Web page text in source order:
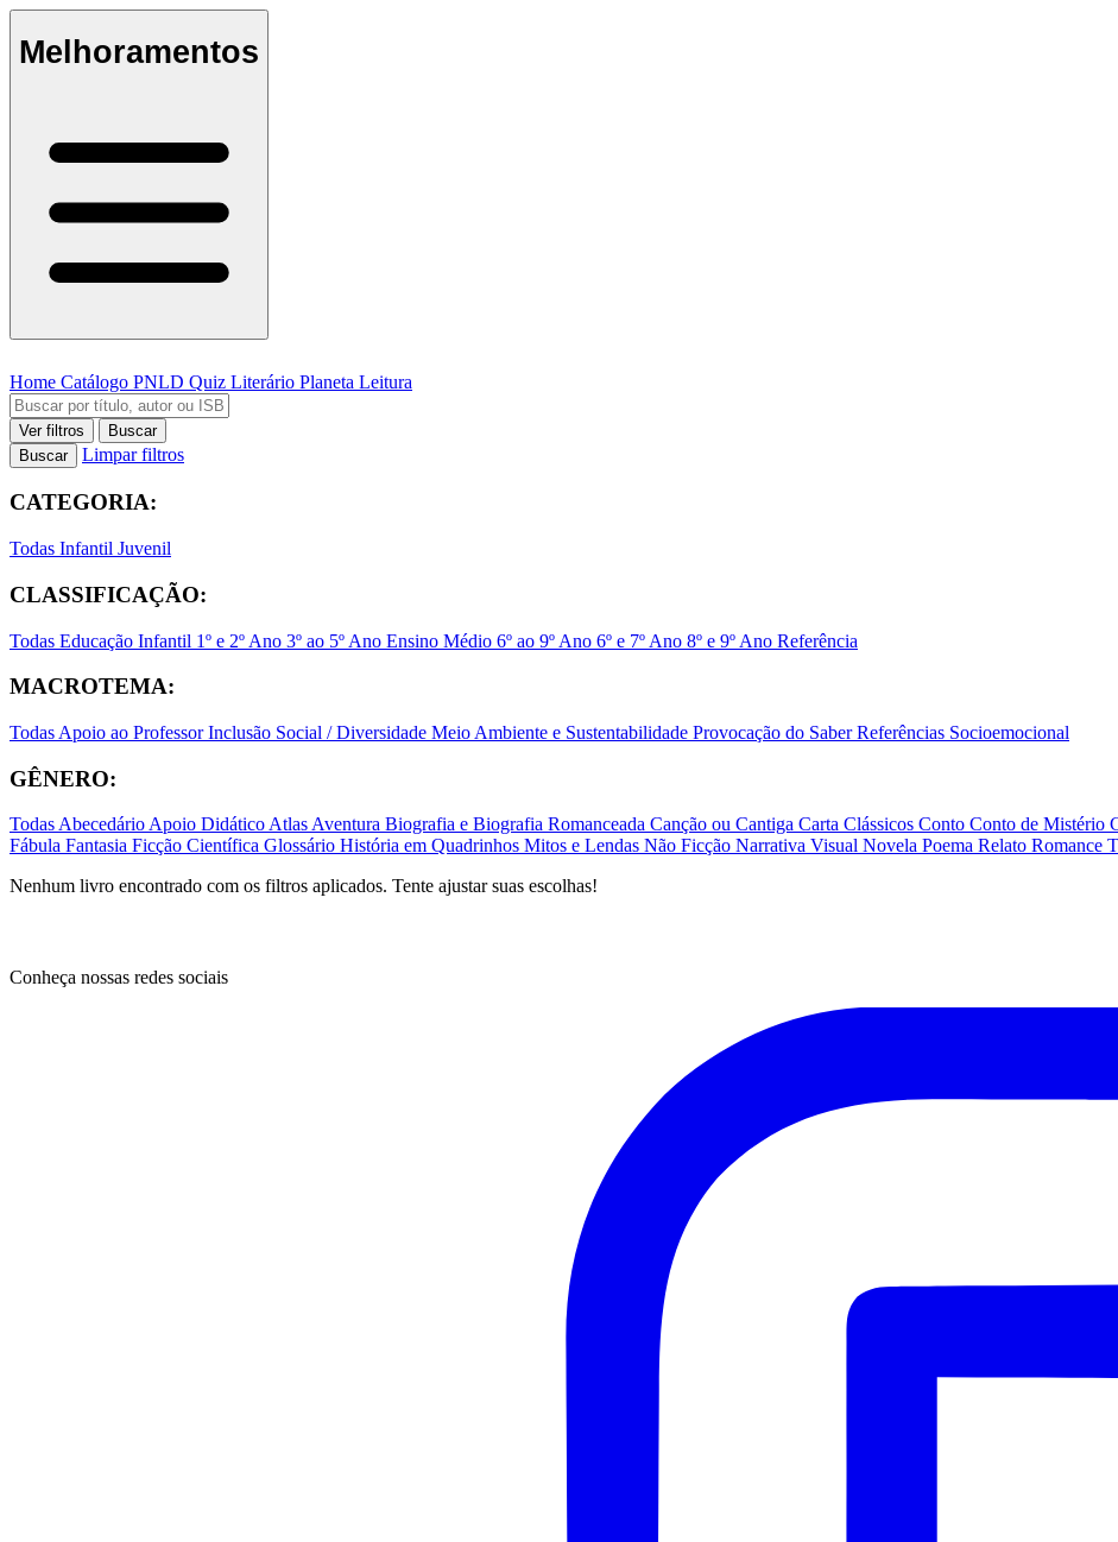
Melhoramentos
Home Catálogo PNLD Quiz Literário Planeta Leitura
Ver filtros
Buscar
Buscar
Limpar filtros
CATEGORIA:
Todas Infantil Juvenil
CLASSIFICAÇÃO:
Todas Educação Infantil 1º e 2º Ano 3º ao 5º Ano Ensino Médio 6º ao 9º Ano 6º e 7º Ano 8º e 9º Ano Referência
MACROTEMA:
Todas Apoio ao ProfessorInclusão Social / Diversidade Meio Ambiente e Sustentabilidade Provocação do SaberReferências Socioemocional
GÊNERO:
TodasAbecedárioApoio DidáticoAtlasAventura Biografia e Biografia Romanceada Canção ou Cantiga Carta Clássicos Conto Conto de Mistério
Fábula Fantasia Ficção Científica Glossário História em Quadrinhos Mitos e Lendas Não Ficção Narrativa Visual Novela Poema Relato Romance
Nenhum livro encontrado com os filtros aplicados. Tente ajustar suas escolhas!
Conheça nossas redes sociais